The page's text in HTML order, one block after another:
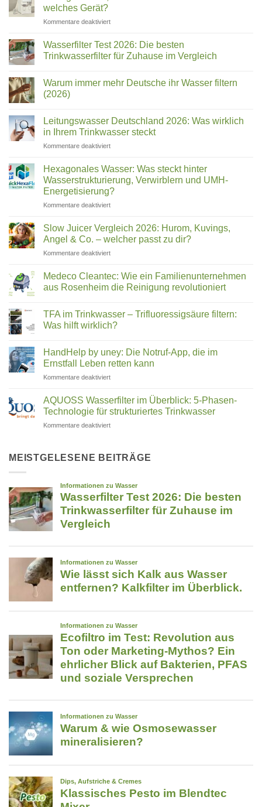
welches Gerät?
Kommentare deaktiviertfür
NAIS,
BLUE
Welcher
Gerät?
Wasserfilter Test 2026: Die besten
Trinkwasserfilter für Zuhause im Vergleich
zu
Wasserfilter
Test
besten
Trinkwasserfilter
für
Zuhause
Warum immer mehr Deutsche ihr Wasser filtern
(2026)
zu
Warum
immer
mehr
Wasser
filtern
(2026)
Leitungswasser Deutschland 2026: Was wirklich
in Ihrem Trinkwasser steckt
Kommentare deaktiviertfür
Deutschland
Was
wirklich
in
Trinkwasser
steckt
Hexagonales Wasser: Was steckt hinter
Wasserstrukturierung, Verwirblern und UMH-
Energetisierung?
Kommentare deaktiviertfür
Wasser:
Was
steckt
hinter
Verwirblern
und
Slow Juicer Vergleich 2026: Hurom, Kuvings,
Angel & Co. – welcher passt zu dir?
Kommentare deaktiviertfür
Juicer
Vergleich
2026:
Kuvings,
Angel
–
welcher
zu
Medeco Cleantec: Wie ein Familienunternehmen
aus Rosenheim die Reinigung revolutioniert
zu
Medeco
Cleantec:
Familienunternehmen
aus
Rosenheim
die
TFA im Trinkwasser – Trifluoressigsäure filtern:
Was hilft wirklich?
zu
TFA
im
Trinkwasser
filtern:
Was
hilft
HandHelp by uney: Die Notruf-App, die im
Ernstfall Leben retten kann
Kommentare deaktiviertfür
uney:
Die
Notruf-
im
retten
kann
AQUOSS Wasserfilter im Überblick: 5-Phasen-
Technologie für strukturiertes Trinkwasser
Kommentare deaktiviertfür
im
Phasen-
Technologie
strukturiertes
MEISTGELESENE BEITRÄGE